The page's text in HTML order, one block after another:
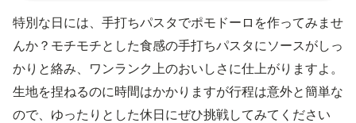
特別な日には、手打ちパスタでポモドーロを作ってみませ
んか？モチモチとした食感の手打ちパスタにソースがしっ
かりと絡み、ワンランク上のおいしさに仕上がりますよ。
生地を捏ねるのに時間はかかりますが行程は意外と簡単な
ので、ゆったりとした休日にぜひ挑戦してみてください